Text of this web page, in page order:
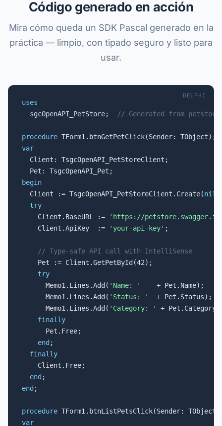
Código generado en acción
Mira cómo queda un SDK Pascal generado en la
práctica — limpio, con tipado seguro y listo para
usar.
DELPHI
uses
sgcOpenAPI_PetStore;
// Generated from
procedure
var
Client: TsgcOpenAPI_PetStoreClient;
begin
Client := TsgcOpenAPI_PetStoreClient.Create(nil
try
    Client.BaseURL :=
'https://
    Client.ApiKey  :=
'your-api-key' ;
// Type-safe API call with IntelliSense
    Pet := Client.GetPetById(42);
try
      Memo1.Lines.Add(
'Name: '
    + Pet.Name);
      Memo1.Lines.Add(
'Status: '
  + Pet.Status);
      Memo1.Lines.Add(
'Category: '
+
finally
      Pet.Free;
end ;
finally
    Client.Free;
end
end ;
procedure
var